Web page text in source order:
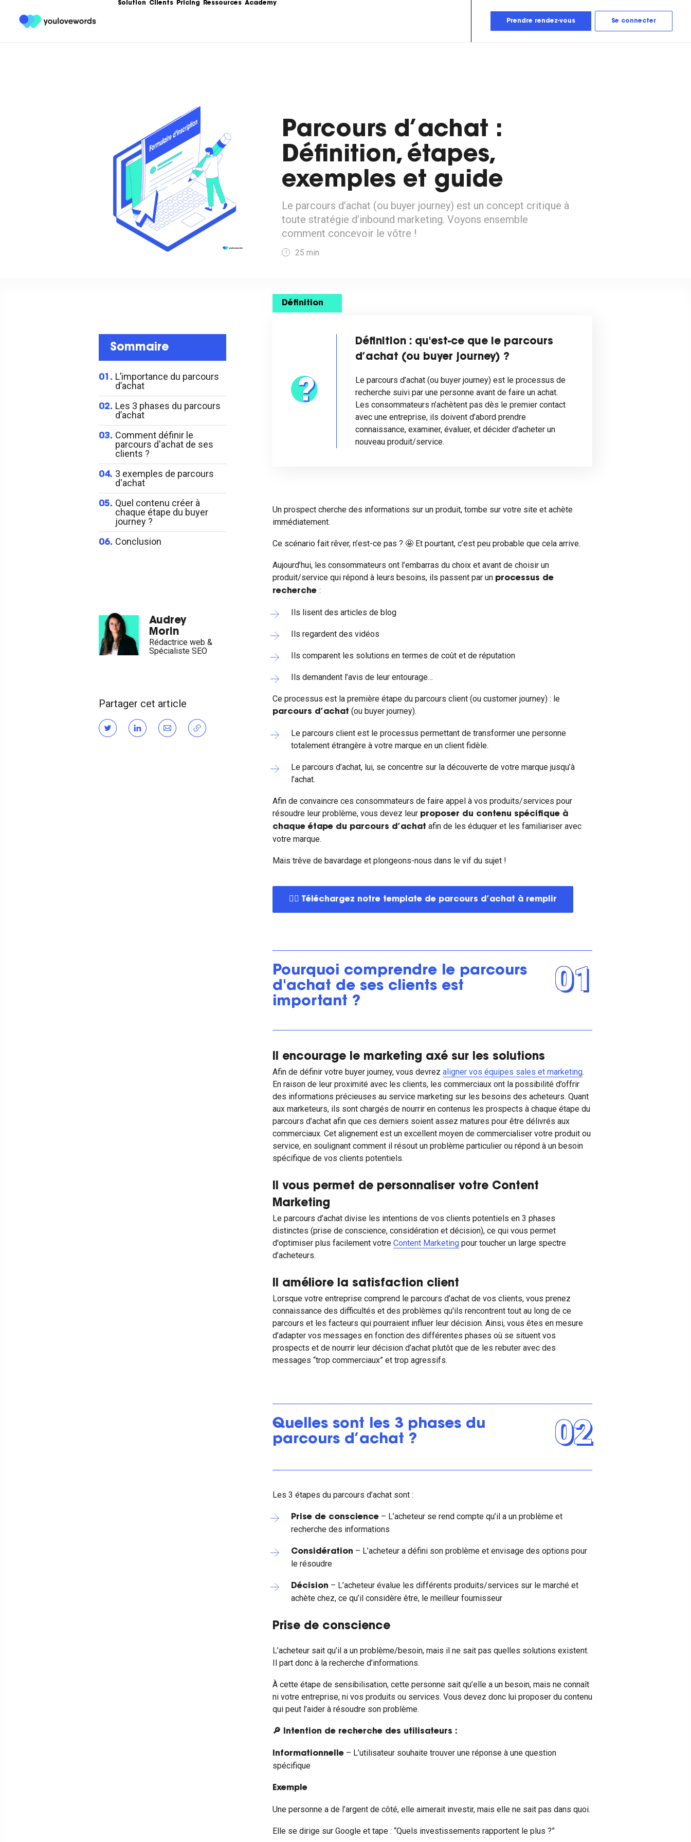
Solution Clients Pricing Ressources
Un condensé de la théorie au
service de votre stratégie de
contenu.
Articles
Guides, bonnes pratiques,
templates, exemples...
LoveLetter
Notre newsletter qui vous informe
sur toutes les actualités Content.
Academy
Prendre rendez-vous Se connecter
Parcours d’achat :
Définition, étapes,
exemples et guide
Le parcours d’achat (ou buyer journey) est un concept critique à
toute stratégie d’inbound marketing. Voyons ensemble
comment concevoir le vôtre !
25 min
Sommaire
01. L’importance du parcours
d’achat
02. Les 3 phases du parcours
d’achat
03. Comment définir le
parcours d'achat de ses
clients ?
04. 3 exemples de parcours
d'achat
05. Quel contenu créer à
chaque étape du buyer
journey ?
06. Conclusion
Audrey
Morin
Rédactrice web &
Spécialiste SEO
Partager cet article
Définition
Définition : qu'est-ce que le parcours
d’achat (ou buyer journey) ?
Le parcours d’achat (ou buyer journey) est le processus de
recherche suivi par une personne avant de faire un achat.
Les consommateurs n’achètent pas dès le premier contact
avec une entreprise, ils doivent d’abord prendre
connaissance, examiner, évaluer, et décider d'acheter un
nouveau produit/service.
Un prospect cherche des informations sur un produit, tombe sur votre site et achète
immédiatement.
Ce scénario fait rêver, n’est-ce pas ? 🤩 Et pourtant, c’est peu probable que cela arrive.
Aujourd’hui, les consommateurs ont l’embarras du choix et avant de choisir un
produit/service qui répond à leurs besoins, ils passent par un processus de
recherche :
Ils lisent des articles de blog
Ils regardent des vidéos
Ils comparent les solutions en termes de coût et de réputation
Ils demandent l’avis de leur entourage…
Ce processus est la première étape du parcours client (ou customer journey) : le
parcours d’achat (ou buyer journey).
Le parcours client est le processus permettant de transformer une personne
totalement étrangère à votre marque en un client fidèle.
Le parcours d’achat, lui, se concentre sur la découverte de votre marque jusqu’à
l’achat.
Afin de convaincre ces consommateurs de faire appel à vos produits/services pour
résoudre leur problème, vous devez leur proposer du contenu spécifique à
chaque étape du parcours d’achat afin de les éduquer et les familiariser avec
votre marque.
Mais trêve de bavardage et plongeons-nous dans le vif du sujet !
👉🏼 Téléchargez notre template de parcours d’achat à remplir
Pourquoi comprendre le parcours
d'achat de ses clients est
important ?
01
Il encourage le marketing axé sur les solutions
Afin de définir votre buyer journey, vous devrez aligner vos équipes sales et marketing.
En raison de leur proximité avec les clients, les commerciaux ont la possibilité d’offrir
des informations précieuses au service marketing sur les besoins des acheteurs. Quant
aux marketeurs, ils sont chargés de nourrir en contenus les prospects à chaque étape du
parcours d’achat afin que ces derniers soient assez matures pour être délivrés aux
commerciaux. Cet alignement est un excellent moyen de commercialiser votre produit ou
service, en soulignant comment il résout un problème particulier ou répond à un besoin
spécifique de vos clients potentiels.
Il vous permet de personnaliser votre Content
Marketing
Le parcours d’achat divise les intentions de vos clients potentiels en 3 phases
distinctes (prise de conscience, considération et décision), ce qui vous permet
d'optimiser plus facilement votre Content Marketing pour toucher un large spectre
d’acheteurs.
Il améliore la satisfaction client
Lorsque votre entreprise comprend le parcours d’achat de vos clients, vous prenez
connaissance des difficultés et des problèmes qu'ils rencontrent tout au long de ce
parcours et les facteurs qui pourraient influer leur décision. Ainsi, vous êtes en mesure
d’adapter vos messages en fonction des différentes phases où se situent vos
prospects et de nourrir leur décision d’achat plutôt que de les rebuter avec des
messages “trop commerciaux” et trop agressifs.
Quelles sont les 3 phases du
parcours d’achat ?
02
Les 3 étapes du parcours d’achat sont :
Prise de conscience – L’acheteur se rend compte qu’il a un problème et
recherche des informations
Considération – L’acheteur a défini son problème et envisage des options pour
le résoudre
Décision – L’acheteur évalue les différents produits/services sur le marché et
achète chez, ce qu’il considère être, le meilleur fournisseur
Prise de conscience
L’acheteur sait qu’il a un problème/besoin, mais il ne sait pas quelles solutions existent.
Il part donc à la recherche d’informations.
À cette étape de sensibilisation, cette personne sait qu’elle a un besoin, mais ne connaît
ni votre entreprise, ni vos produits ou services. Vous devez donc lui proposer du contenu
qui peut l’aider à résoudre son problème.
🔎 Intention de recherche des utilisateurs :
Informationnelle – L’utilisateur souhaite trouver une réponse à une question
spécifique
Exemple
Une personne a de l’argent de côté, elle aimerait investir, mais elle ne sait pas dans quoi.
Elle se dirige sur Google et tape : “Quels investissements rapportent le plus ?”